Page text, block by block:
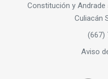
Constitución y Andrade
Culiacán
(667)
Aviso